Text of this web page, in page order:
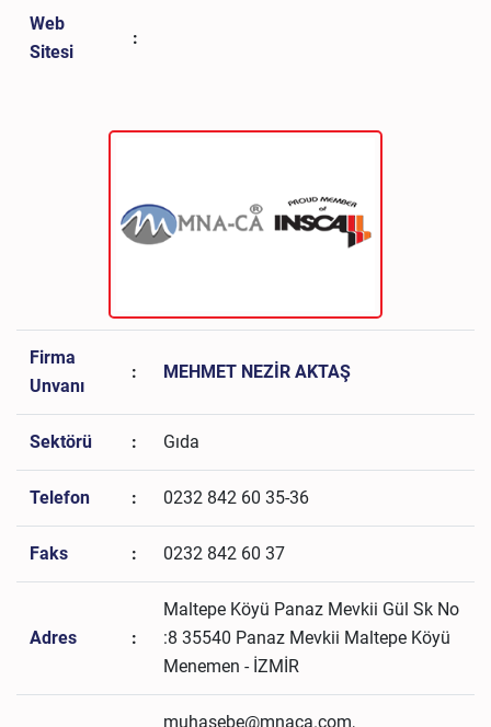
Web
Sitesi
:
Firma
Unvanı
: MEHMET NEZİR AKTAŞ
Sektörü : Gıda
Telefon : 0232 842 60 35-36
Faks : 0232 842 60 37
Adres :
Maltepe Köyü Panaz Mevkii Gül Sk No
:8 35540 Panaz Mevkii Maltepe Köyü
Menemen - İZMİR
muhasebe@mnaca.com,